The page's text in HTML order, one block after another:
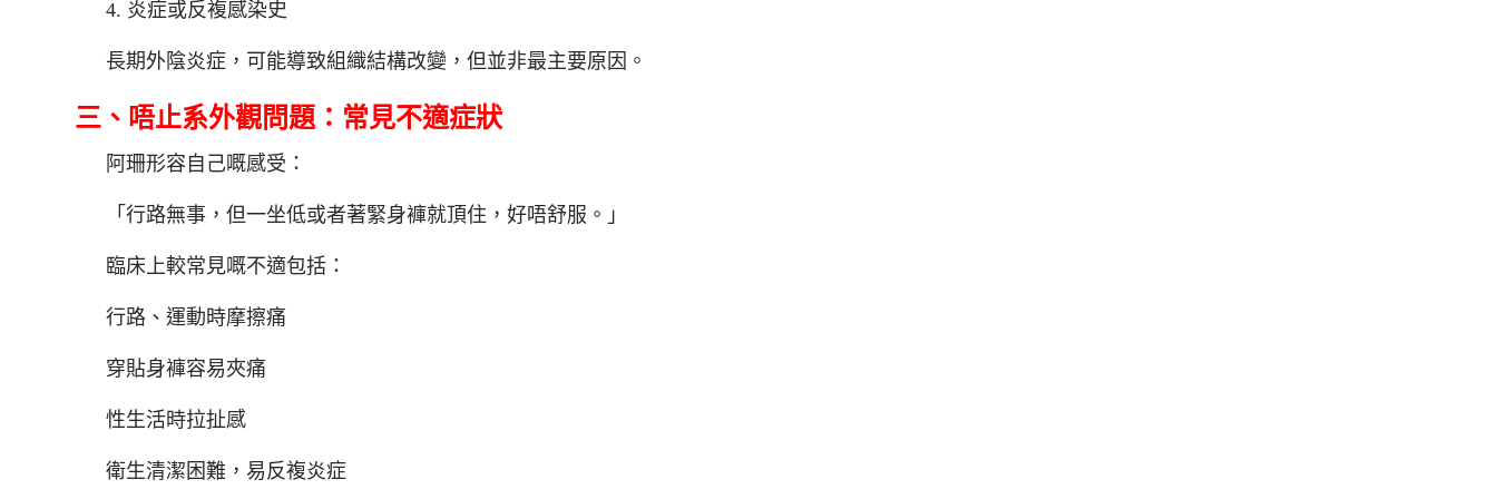
4. 炎症或反複感染史
長期外陰炎症，可能導致組織結構改變，但並非最主要原因。
三、唔止系外觀問題：常見不適症狀
阿珊形容自己嘅感受：
「行路無事，但一坐低或者著緊身褲就頂住，好唔舒服。」
臨床上較常見嘅不適包括：
行路、運動時摩擦痛
穿貼身褲容易夾痛
性生活時拉扯感
衛生清潔困難，易反複炎症